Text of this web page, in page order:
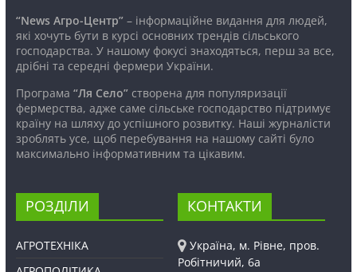
“News Агро-Центр”– інформаційне видання для людей,
які хочуть бути в курсі основних трендів сільського
господарства. У нашому фокусі знаходяться, перш за все,
дрібні та середні фермери України.
Програма “Ля Село”створена для популяризації
фермерства, адже саме сільське господарство підтримує
країну на шляху до успішного розвитку. Наші журналісти
зроблять усе, щоб перебування на нашому сайті було
максимально інформативним та цікавим.
РОЗДІЛИ
АГРОТЕХНІКА
КОНТАКТИ
Україна, м. Рівне, пров.
Робітничий, 6а